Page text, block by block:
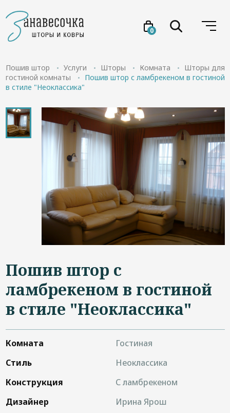
0
Услуги
Акции
Проекты
О нас
Отзывы
Дизайнерам
+7 (4822) 453-534
Пошив штор Услуги Шторы Комната
Шторы для
гостиной комнаты
Пошив штор с ламбрекеном в гостиной
в стиле "Неоклассика"
Пошив штор с
ламбрекеном в гостиной
в стиле "Неоклассика"
Комната
Гостиная
Стиль
Неоклассика
Конструкция
С ламбрекеном
Дизайнер
Ирина Ярош